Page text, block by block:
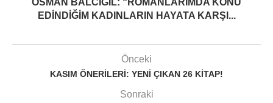
OSMAN BALCIGIL: “ROMANLARIMDA KONU
EDINDIĞIM KADINLARIN HAYATA KARŞI...
Önceki
KASIM ÖNERILERI: YENI ÇIKAN 26 KITAP!
Sonraki